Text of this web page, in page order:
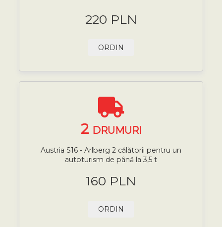
220 PLN
ORDIN
2 DRUMURI
Austria S16 - Arlberg 2 călătorii pentru un
autoturism de până la 3,5 t
160 PLN
ORDIN